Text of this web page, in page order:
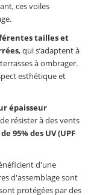
ces voiles
tailles et
, qui s’adaptent à
à ombrager.
esthétique et
épaisseur
résister à des vents
95% des UV (UPF
d'une
d'assemblage sont
protégées par des